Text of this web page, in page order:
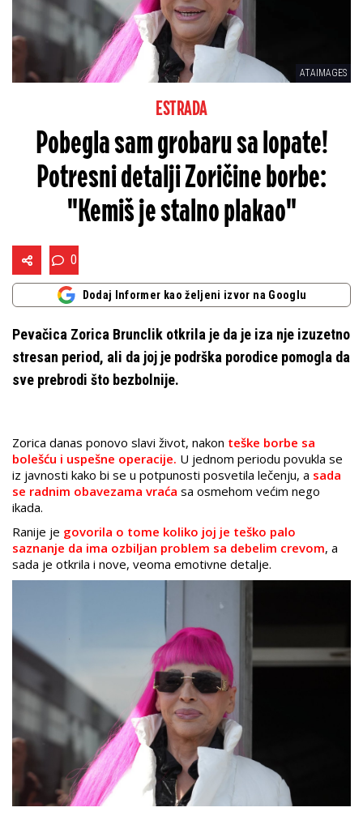
ATAIMAGES
ESTRADA
Pobegla sam grobaru sa lopate!
Potresni detalji Zoričine borbe:
"Kemiš je stalno plakao"
0
Dodaj Informer kao željeni izvor na Googlu
Pevačica Zorica Brunclik otkrila je da je iza nje izuzetno
stresan period, ali da joj je podrška porodice pomogla da
sve prebrodi što bezbolnije.
Zorica danas ponovo slavi život, nakon teške borbe sa
bolešću i uspešne operacije. U jednom periodu povukla se
iz javnosti kako bi se u potpunosti posvetila lečenju, a sada
se radnim obavezama vraća sa osmehom većim nego
ikada.
Ranije je govorila o tome koliko joj je teško palo
saznanje da ima ozbiljan problem sa debelim crevom, a
sada je otkrila i nove, veoma emotivne detalje.